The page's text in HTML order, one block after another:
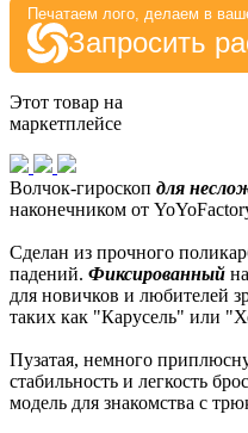
Печатаем лого, делаем в
Запросить
Этот товар на
маркетплейсе
Волчок-гироскоп для
наконечником от
Сделан из прочного
падений. Фиксированный
для новичков и любителей
таких как "Карусель" или
Пузатая, немного
стабильность и легкость
модель для знакомства с